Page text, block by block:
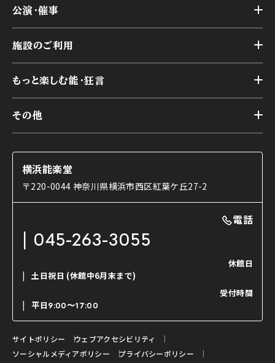
横浜能楽堂が取り組んだ事業
能舞台の歴史と特徴
様々なお客様に向けて
本舞台座席
交通アクセス
公演・催事
アーカイブ
施設のご利用
第二舞台
研修室
楽屋
ご利用の流れ
利用料金表
もっと楽しむ能・狂言
能舞台と演じ手
使用する道具
能・狂言の曲目説明
日本の古典芸能
その他
コラム
OTABISHO
チケット購入方法
ご寄附について
よくいただくご質問
お問い合わせ
横浜能楽堂
〒220-0044 神奈川県横浜市西区紅葉ケ丘27-2
電話
045-263-3055
休館日
土日祝日 (休館中6月末まで)
受付時間
平日9:00〜17:00
サイトポリシー
ウェブアクセシビリティ
ソーシャルメディアポリシー
プライバシーポリシー